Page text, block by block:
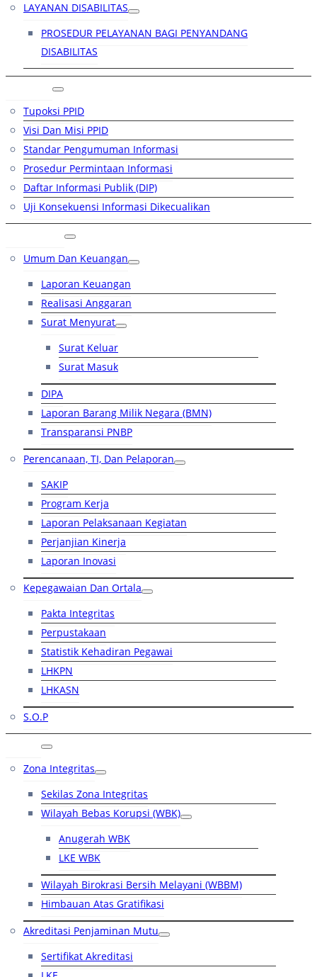
LAYANAN DISABILITAS
PROSEDUR PELAYANAN BAGI PENYANDANG
DISABILITAS
Tupoksi PPID
Visi Dan Misi PPID
Standar Pengumuman Informasi
Prosedur Permintaan Informasi
Daftar Informasi Publik (DIP)
Uji Konsekuensi Informasi Dikecualikan
Umum Dan Keuangan
Laporan Keuangan
Realisasi Anggaran
Surat Menyurat
Surat Keluar
Surat Masuk
DIPA
Laporan Barang Milik Negara (BMN)
Transparansi PNBP
Perencanaan, TI, Dan Pelaporan
SAKIP
Program Kerja
Laporan Pelaksanaan Kegiatan
Perjanjian Kinerja
Laporan Inovasi
Kepegawaian Dan Ortala
Pakta Integritas
Perpustakaan
Statistik Kehadiran Pegawai
LHKPN
LHKASN
S.O.P
Zona Integritas
Sekilas Zona Integritas
Wilayah Bebas Korupsi (WBK)
Anugerah WBK
LKE WBK
Wilayah Birokrasi Bersih Melayani (WBBM)
Himbauan Atas Gratifikasi
Akreditasi Penjaminan Mutu
Sertifikat Akreditasi